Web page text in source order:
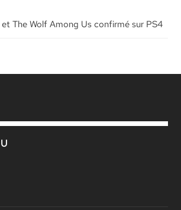
et The Wolf Among Us confirmé sur PS4